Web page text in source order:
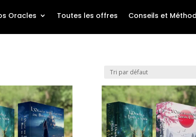
Oracles Toutes les offres Conseils et